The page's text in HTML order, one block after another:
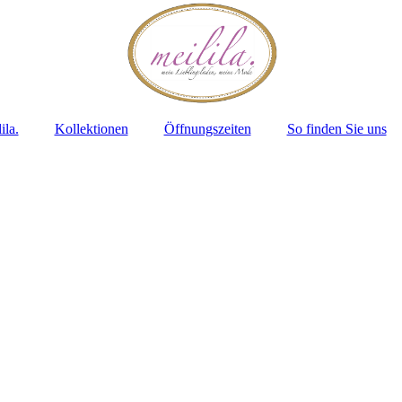
Kollektionen Öffnungszeiten So finden Sie uns